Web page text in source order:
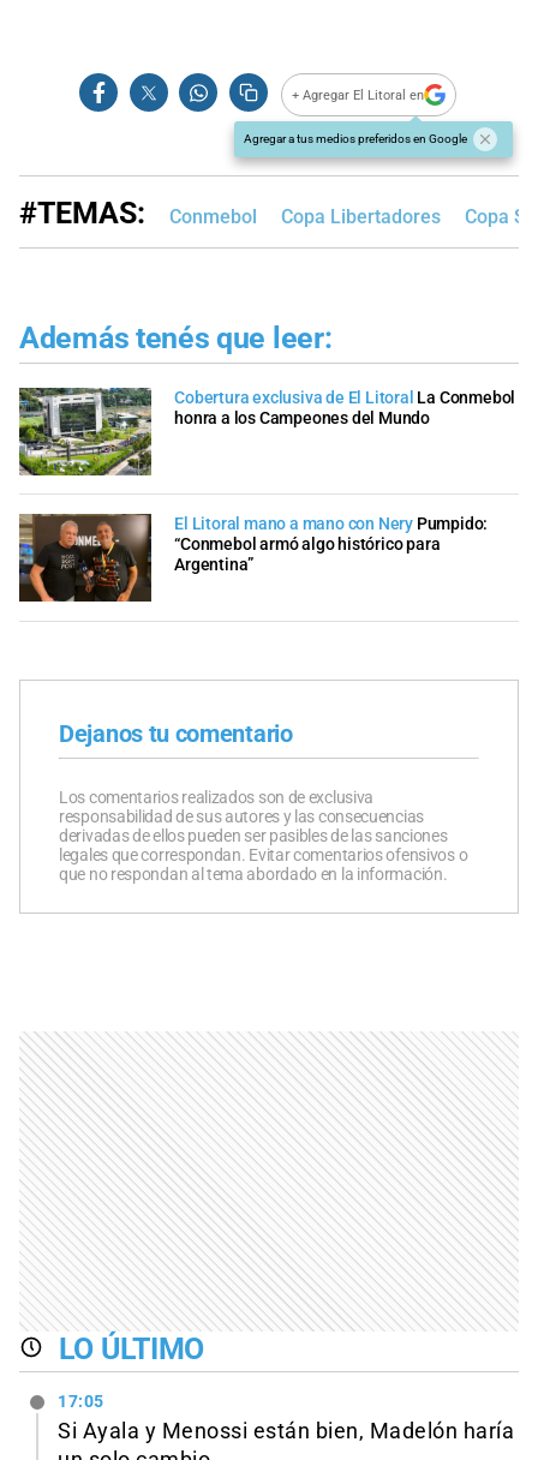
+ Agregar El Litoral en
Agregar a tus medios preferidos en Google
#TEMAS: Conmebol Copa Libertadores Copa
Además tenés que leer:
Cobertura exclusiva de El Litoral La Conmebol
honra a los Campeones del Mundo
El Litoral mano a mano con Nery Pumpido:
“Conmebol armó algo histórico para
Argentina”
Dejanos tu comentario
Los comentarios realizados son de exclusiva
responsabilidad de sus autores y las consecuencias
derivadas de ellos pueden ser pasibles de las sanciones
legales que correspondan. Evitar comentarios ofensivos o
que no respondan al tema abordado en la información.
LO ÚLTIMO
17:05
Si Ayala y Menossi están bien, Madelón haría